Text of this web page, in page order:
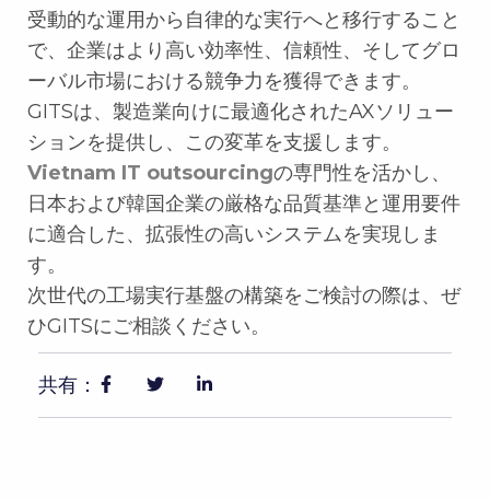
受動的な運用から自律的な実行へと移行すること
で、企業はより高い効率性、信頼性、そしてグロ
ーバル市場における競争力を獲得できます。
GITSは、製造業向けに最適化されたAXソリュー
ションを提供し、この変革を支援します。
Vietnam IT outsourcingの専門性を活かし、
日本および韓国企業の厳格な品質基準と運用要件
に適合した、拡張性の高いシステムを実現しま
す。
次世代の工場実行基盤の構築をご検討の際は、ぜ
ひGITSにご相談ください。
共有：